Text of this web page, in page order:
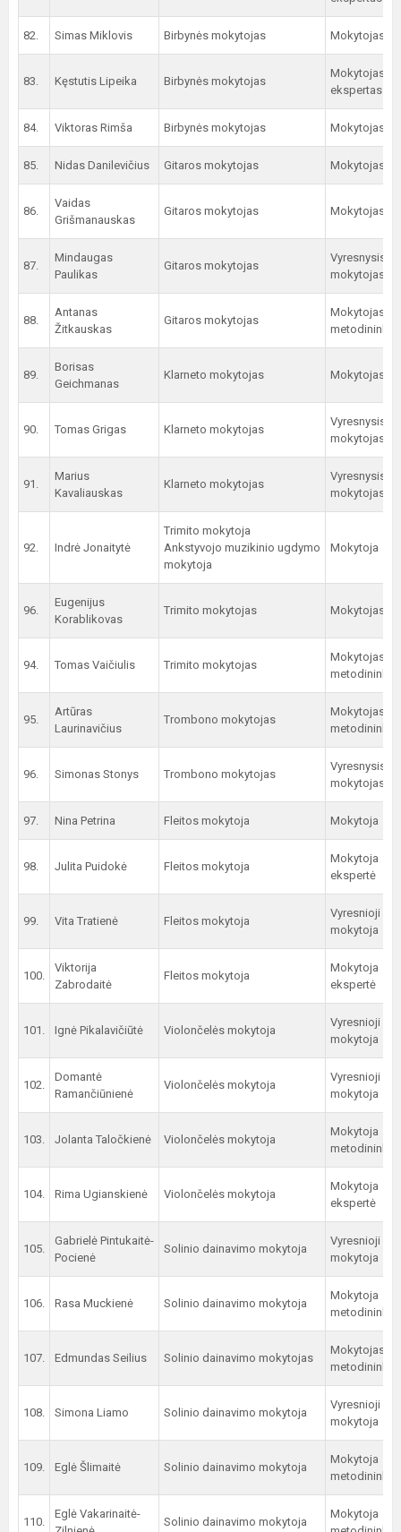
82. Simas Miklovis Birbynės mokytojas Mokytojas
83. Kęstutis Lipeika Birbynės mokytojas
Mokytojas
ekspertas
84. Viktoras Rimša Birbynės mokytojas Mokytojas
85. Nidas Danilevičius Gitaros mokytojas Mokytojas
86.
Vaidas
Grišmanauskas
Gitaros mokytojas Mokytojas
87.
Mindaugas
Paulikas
Gitaros mokytojas
Vyresnysis
mokytojas
88.
Antanas
Žitkauskas
Gitaros mokytojas
Mokytojas
metodininkas
89.
Borisas
Geichmanas
Klarneto mokytojas Mokytojas
90. Tomas Grigas Klarneto mokytojas
Vyresnysis
mokytojas
91.
Marius
Kavaliauskas
Klarneto mokytojas
Vyresnysis
mokytojas
92. Indrė Jonaitytė
Trimito mokytoja
Ankstyvojo muzikinio ugdymo
mokytoja
Mokytoja
96.
Eugenijus
Korablikovas
Trimito mokytojas Mokytojas
94. Tomas Vaičiulis Trimito mokytojas
Mokytojas
metodininkas
95.
Artūras
Laurinavičius
Trombono mokytojas
Mokytojas
metodininkas
96. Simonas Stonys Trombono mokytojas
Vyresnysis
mokytojas
97. Nina Petrina Fleitos mokytoja Mokytoja
98. Julita Puidokė Fleitos mokytoja
Mokytoja
ekspertė
99. Vita Tratienė Fleitos mokytoja
Vyresnioji
mokytoja
100.
Viktorija
Zabrodaitė
Fleitos mokytoja
Mokytoja
ekspertė
101. Ignė Pikalavičiūtė Violončelės mokytoja
Vyresnioji
mokytoja
102.
Domantė
Ramančiūnienė
Violončelės mokytoja
Vyresnioji
mokytoja
103. Jolanta Taločkienė Violončelės mokytoja
Mokytoja
metodininkė
104. Rima Ugianskienė Violončelės mokytoja
Mokytoja
ekspertė
105.
Gabrielė Pintukaitė-
Pocienė
Solinio dainavimo mokytoja
Vyresnioji
mokytoja
106. Rasa Muckienė Solinio dainavimo mokytoja
Mokytoja
metodininkė
107. Edmundas Seilius Solinio dainavimo mokytojas
Mokytojas
metodininkas
108. Simona Liamo Solinio dainavimo mokytoja
Vyresnioji
mokytoja
109. Eglė Šlimaitė Solinio dainavimo mokytoja
Mokytoja
metodininkė
110.
Eglė Vakarinaitė-
Solinio dainavimo mokytoja
Mokytoja